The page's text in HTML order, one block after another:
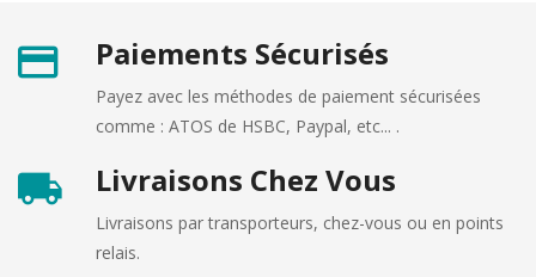
Paiements Sécurisés
Payez avec les méthodes de paiement sécurisées
comme : ATOS de HSBC, Paypal, etc... .
Livraisons Chez Vous
Livraisons par transporteurs, chez-vous ou en points
relais.